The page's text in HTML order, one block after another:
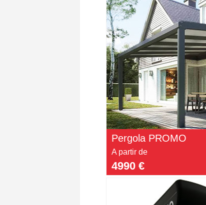
Pergola PROMO
A partir de
4990 €